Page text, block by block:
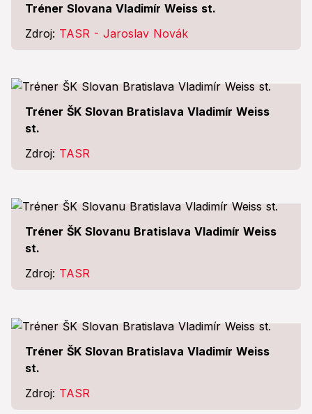
Tréner Slovana Vladimír Weiss st.
Zdroj: TASR - Jaroslav Novák
Tréner ŠK Slovan Bratislava Vladimír Weiss
st.
Zdroj: TASR
Tréner ŠK Slovanu Bratislava Vladimír Weiss
st.
Zdroj: TASR
Tréner ŠK Slovan Bratislava Vladimír Weiss
st.
Zdroj: TASR